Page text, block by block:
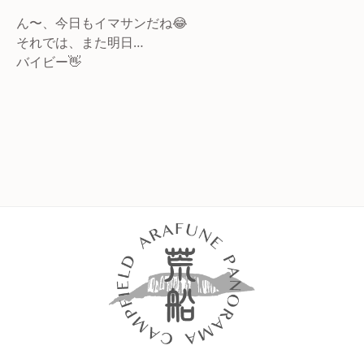
ん〜、今日もイマサンだね😂
それでは、また明日…
バイビー👋